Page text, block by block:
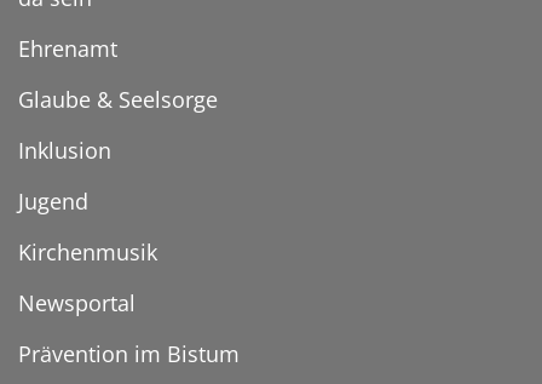
Ehrenamt
Glaube & Seelsorge
Inklusion
Jugend
Kirchenmusik
Newsportal
Prävention im Bistum